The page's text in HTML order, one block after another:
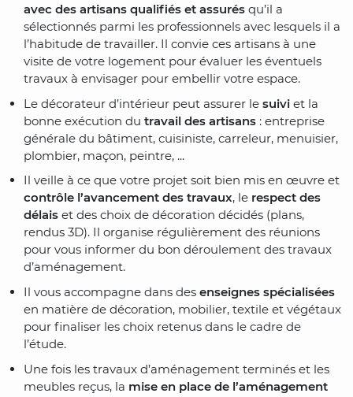
avec des artisans qualifiés et assurés qu’il a
sélectionnés parmi les professionnels avec lesquels il a
l’habitude de travailler. Il convie ces artisans à une
visite de votre logement pour évaluer les éventuels
travaux à envisager pour embellir votre espace.
Le décorateur d’intérieur peut assurer le suivi et la
bonne exécution du travail des artisans : entreprise
générale du bâtiment, cuisiniste, carreleur, menuisier,
plombier, maçon, peintre, ...
Il veille à ce que votre projet soit bien mis en œuvre et
contrôle l’avancement des travaux, le respect des
délais et des choix de décoration décidés (plans,
rendus 3D). Il organise régulièrement des réunions
pour vous informer du bon déroulement des travaux
d’aménagement.
Il vous accompagne dans des enseignes spécialisées
en matière de décoration, mobilier, textile et végétaux
pour finaliser les choix retenus dans le cadre de
l’étude.
Une fois les travaux d’aménagement terminés et les
meubles reçus, la mise en place de l’aménagement